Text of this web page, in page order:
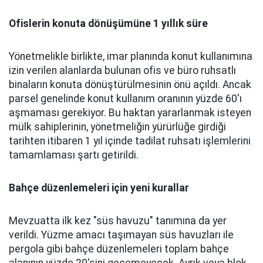
Ofislerin konuta dönüşümüne 1 yıllık süre
Yönetmelikle birlikte, imar planında konut kullanımına
izin verilen alanlarda bulunan ofis ve büro ruhsatlı
binaların konuta dönüştürülmesinin önü açıldı. Ancak
parsel genelinde konut kullanım oranının yüzde 60'ı
aşmaması gerekiyor. Bu haktan yararlanmak isteyen
mülk sahiplerinin, yönetmeliğin yürürlüğe girdiği
tarihten itibaren 1 yıl içinde tadilat ruhsatı işlemlerini
tamamlaması şartı getirildi.
Bahçe düzenlemeleri için yeni kurallar
Mevzuatta ilk kez "süs havuzu" tanımına da yer
verildi. Yüzme amacı taşımayan süs havuzları ile
pergola gibi bahçe düzenlemeleri toplam bahçe